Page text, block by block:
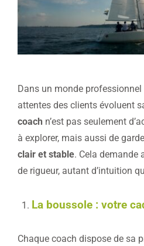
Dans un monde
attentes des clients évoluent
coach n’est pas seulement
à explorer, mais aussi de
clair et stable. Cela demande
de rigueur, autant d’intuition
La boussole : votre
Chaque coach dispose de sa